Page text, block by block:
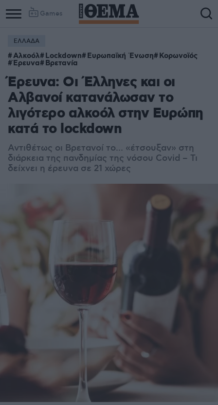
Games
ΕΛΛΑΔΑ
Αλκοόλ Lockdown Ευρωπαϊκή Ένωση Κορωνοϊός
Έρευνα Βρετανία
Έρευνα: Οι Έλληνες και οι
Αλβανοί κατανάλωσαν το
λιγότερο αλκοόλ στην Ευρώπη
κατά το lockdown
Αντιθέτως οι Βρετανοί το... «έτσουξαν» στη
διάρκεια της πανδημίας της νόσου Covid – Τι
δείχνει η έρευνα σε 21 χώρες